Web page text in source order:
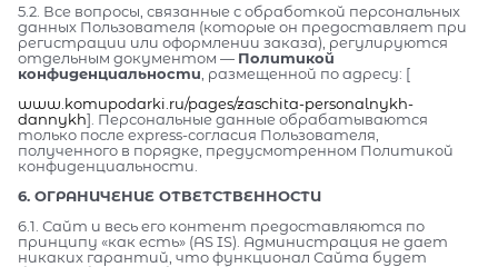
5.2. Все вопросы, связанные с обработкой персональных
данных Пользователя (которые он предоставляет при
регистрации или оформлении заказа), регулируются
отдельным документом — Политикой
конфиденциальности , размещенной по адресу: [
www.komupodarki.ru/pages/zaschita-personalnykh-
dannykh]. Персональные данные обрабатываются
только после express-согласия Пользователя,
полученного в порядке, предусмотренном Политикой
конфиденциальности.
6. ОГРАНИЧЕНИЕ ОТВЕТСТВЕННОСТИ
6.1. Сайт и весь его контент предоставляются по
принципу «как есть» (AS IS). Администрация не дает
никаких гарантий, что функционал Сайта будет